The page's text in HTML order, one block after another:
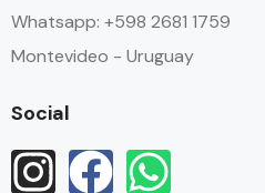
Whatsapp: +598 2681 1759
Montevideo - Uruguay
Social